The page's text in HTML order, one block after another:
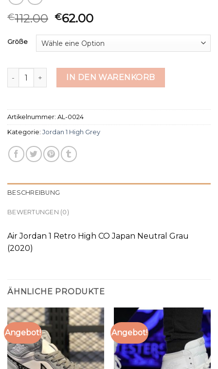
€112.00 €62.00
Größe
jordan 1 high grey MengeIN DEN WARENKORB
Artikelnummer: AL-0024
Kategorie: Jordan 1 High Grey
BESCHREIBUNG
BEWERTUNGEN (0)
Air Jordan 1 Retro High CO Japan Neutral Grau
(2020)
ÄHNLICHE PRODUKTE
Angebot! Angebot!